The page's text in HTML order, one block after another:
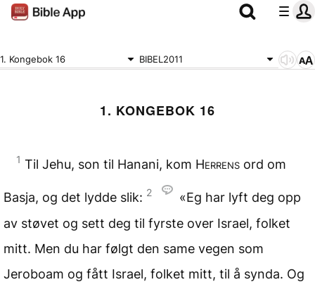
1. Kongebok 16 BIBEL2011
1. KONGEBOK 16
1 Til Jehu, son til Hanani, kom Herrens ord om
Basja, og det lydde slik: 2
«Eg har lyft deg opp
av støvet og sett deg til fyrste over Israel, folket
mitt. Men du har følgt den same vegen som
Jeroboam og fått Israel, folket mitt, til å synda. Og